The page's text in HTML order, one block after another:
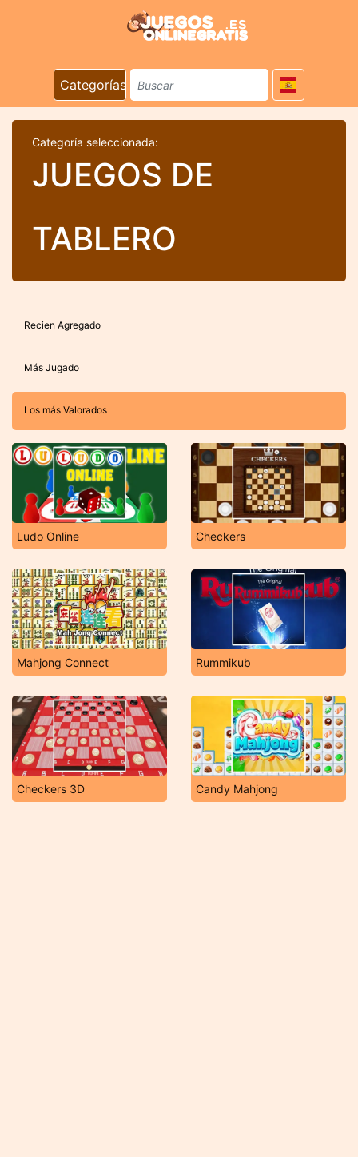
Categorías
Categoría seleccionada:
JUEGOS DE
TABLERO
Recien Agregado
Más Jugado
Los más Valorados
Ludo Online Checkers
Mahjong Connect Rummikub
Checkers 3D Candy Mahjong